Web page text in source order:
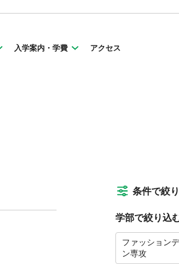
入学案内・学費 アクセス
条件で絞
学部で絞り込
ファッション
ン専攻